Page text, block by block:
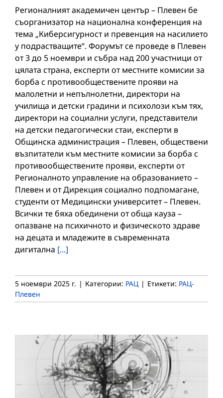
Регионалният академичен център – Плевен бе
съорганизатор на национална конференция на
тема „Киберсигурност и превенция на насилието
у подрастващите“. Форумът се проведе в Плевен
от 3 до 5 ноември и събра над 200 участници от
цялата страна, експерти от местните комисии за
борба с противообществените прояви на
малолетни и непълнолетни, директори на
училища и детски градини и психолози към тях,
директори на социални услуги, представители
на детски педагогически стаи, експерти в
Общинска администрация – Плевен, обществени
възпитатели към местните комисии за борба с
противообществените прояви, експерти от
Регионалното управление на образованието –
Плевен и от Дирекция социално подпомагане,
студенти от Медицински университет – Плевен.
Всички те бяха обединени от обща кауза –
опазване на психичното и физическото здраве
на децата и младежите в съвременната
дигитална [...]
5 ноември 2025 г. | Категории: РАЦ | Етикети: РАЦ-
Плевен